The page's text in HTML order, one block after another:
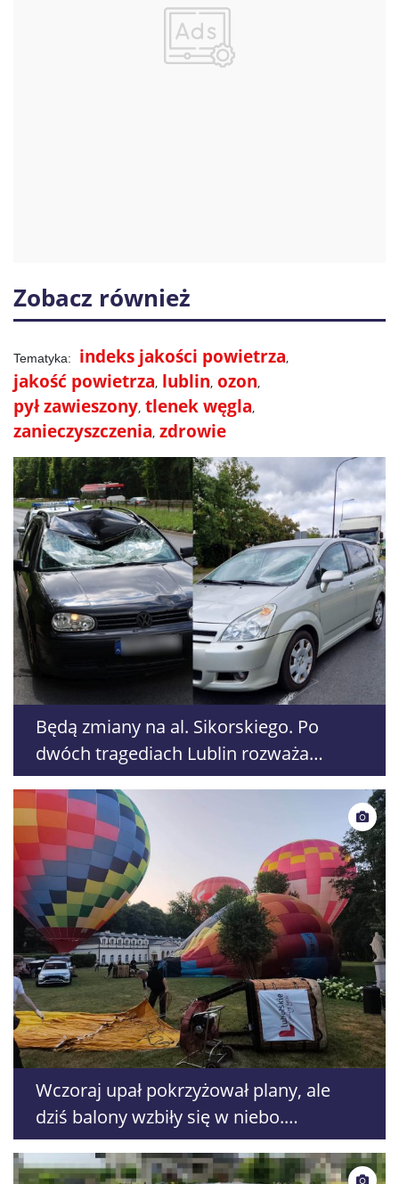
Zobacz również
indeks jakości powietrza
jakość powietrza lublin ozon
pył zawieszony tlenek węgla
zanieczyszczenia zdrowie
Będą zmiany na al. Sikorskiego. Po
dwóch tragediach Lublin rozważa
likwidację przejścia dla pieszych
Wczoraj upał pokrzyżował plany, ale
dziś balony wzbiły się w niebo.
Największe atrakcje dopiero przed
nami